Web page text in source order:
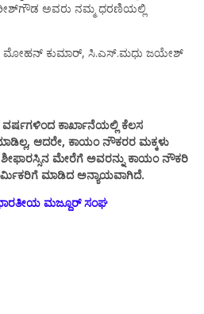
ಅವರು ನಮ್ಮ ಧರಣಿಯಲ್ಲಿ
ಮೋಹನ್ ಕುಮಾರ್, ಸಿ.ಎಸ್.ಮಧು ಜಯೇಶ್
ಕಾರ್ಖಾನೆಯಲ್ಲಿ ಕೆಲಸ
ಆದರೇ, ಕಾಯಂ ನೌಕರರ ಮಕ್ಕಳು
ಮೇರೆಗೆ ಅವರನ್ನು ಕಾಯಂ ನೌಕರಿ
ಮಾಡಿದ ಅನ್ಯಾಯವಾಗಿದೆ.
ಭಾರತೀಯ ಮಜ್ದೂರ್ ಸಂಘ